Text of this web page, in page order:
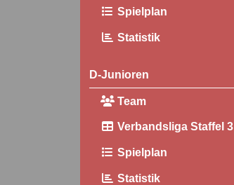
Spielplan
Statistik
D-Junioren
Team
Verbandsliga Staffel 3
Spielplan
Statistik